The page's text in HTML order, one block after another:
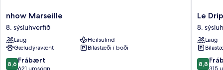
nhow
Marseille
8.
sýsluhverfið
nhow Marseille
8. sýsluhverfið
Laug
Heilsulind
Gæludýravænt
Bílastæði í boði
8.6
8,6 Frábært
Le
Drips
8.
Le
8.
Laug
8.8
8,8